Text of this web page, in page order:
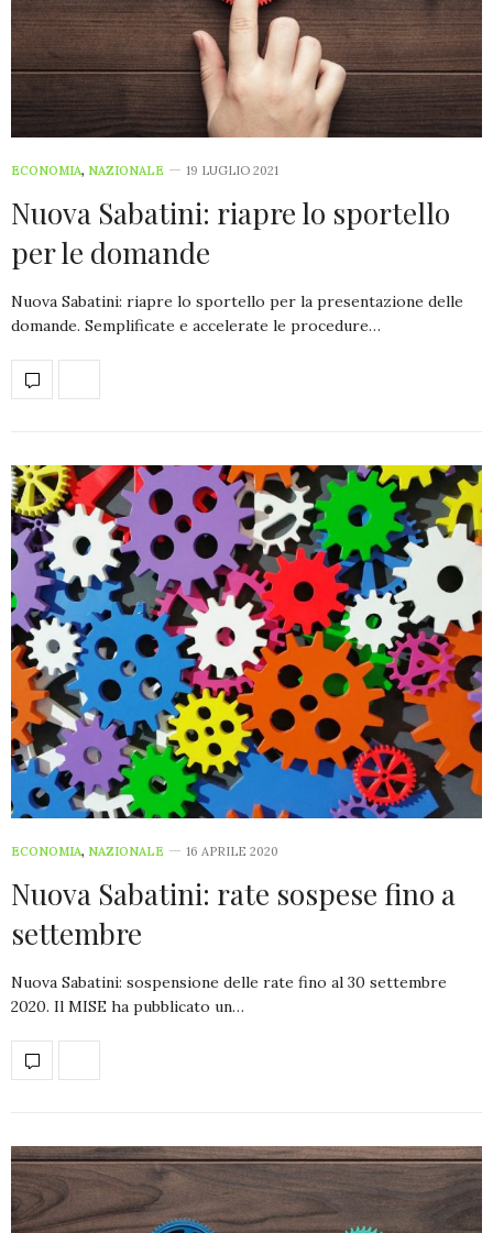
ECONOMIA, NAZIONALE 19 LUGLIO 2021
Nuova Sabatini: riapre lo sportello
per le domande
Nuova Sabatini: riapre lo sportello per la presentazione delle
domande. Semplificate e accelerate le procedure…
ECONOMIA, NAZIONALE 16 APRILE 2020
Nuova Sabatini: rate sospese fino a
settembre
Nuova Sabatini: sospensione delle rate fino al 30 settembre
2020. Il MISE ha pubblicato un…